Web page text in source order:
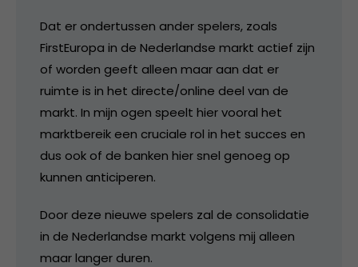
Dat er ondertussen ander spelers, zoals
FirstEuropa in de Nederlandse markt actief zijn
of worden geeft alleen maar aan dat er
ruimte is in het directe/online deel van de
markt. In mijn ogen speelt hier vooral het
marktbereik een cruciale rol in het succes en
dus ook of de banken hier snel genoeg op
kunnen anticiperen.
Door deze nieuwe spelers zal de consolidatie
in de Nederlandse markt volgens mij alleen
maar langer duren.